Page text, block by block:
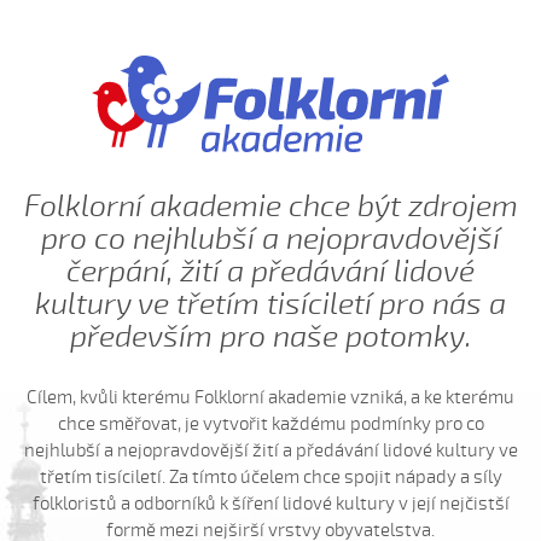
Páslo dívča páva (Andrea Slavotínková, 2006)
Páslo dívča páva (Barbora Fornůsková, 2016)
Páslo dívča páva (Jana Uhýrková, 2004)
Pásol Janko dva voly (Kateřina Koníčková, 2006)
Pásol Janko dva voly (Šárka Hašková, 2004)
☼ Pěkný je deň...
Plače kočka...
Počkaj, šohajíčku (Julie Habartová, 2004)
Počkaj, šohajíčku (Kristýna Macková, 2009)
Počkajte, pacholíci (Daniel Bruštík, 2009)
Pod horú jatelinka
Folklorní akademie chce být zdrojem
pro co nejhlubší a nejopravdovější
čerpání, žití a předávání lidové
kultury ve třetím tisíciletí pro nás a
především pro naše potomky.
Cílem, kvůli kterému Folklorní akademie vzniká, a ke kterému
chce směřovat, je vytvořit každému podmínky pro co
nejhlubší a nejopravdovější žití a předávání lidové kultury ve
třetím tisíciletí. Za tímto účelem chce spojit nápady a síly
folkloristů a odborníků k šíření lidové kultury v její nejčistší
formě mezi nejširší vrstvy obyvatelstva.